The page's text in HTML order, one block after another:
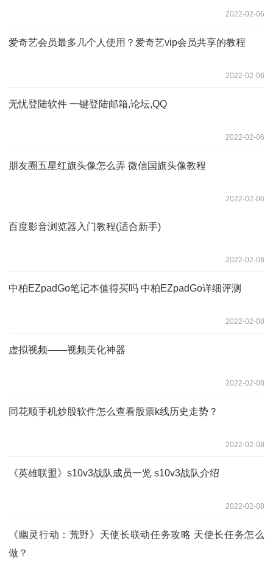
2022-02-06
爱奇艺会员最多几个人使用？爱奇艺vip会员共享的教程
2022-02-06
无忧登陆软件 一键登陆邮箱,论坛,QQ
2022-02-06
朋友圈五星红旗头像怎么弄 微信国旗头像教程
2022-02-06
百度影音浏览器入门教程(适合新手)
2022-02-08
中柏EZpadGo笔记本值得买吗 中柏EZpadGo详细评测
2022-02-08
虚拟视频——视频美化神器
2022-02-08
同花顺手机炒股软件怎么查看股票k线历史走势？
2022-02-08
《英雄联盟》s10v3战队成员一览 s10v3战队介绍
2022-02-08
《幽灵行动：荒野》天使长联动任务攻略 天使长任务怎么
做？